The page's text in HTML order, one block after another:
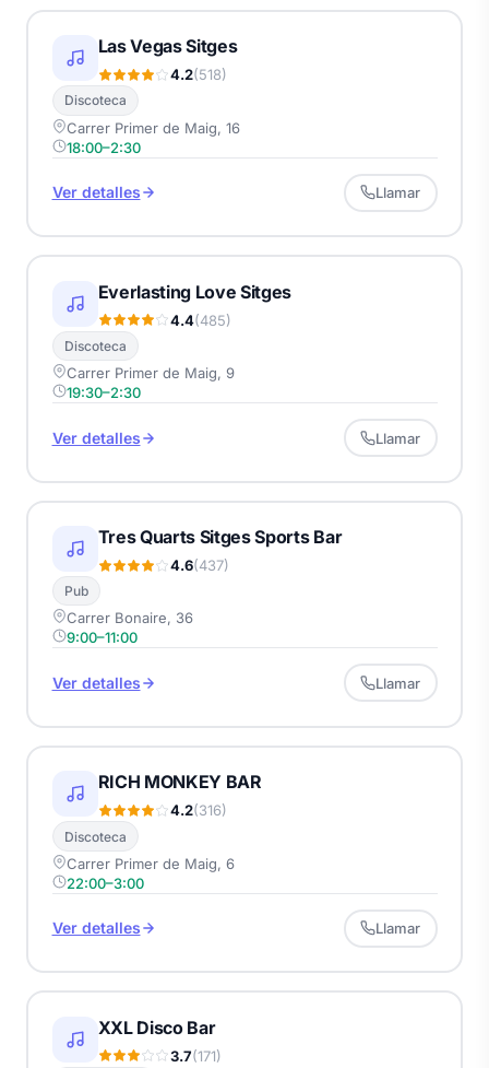
Las Vegas Sitges
4.2(518)
Discoteca
Carrer Primer de Maig, 16
18:00–2:30
Ver detalles Llamar
Everlasting Love Sitges
4.4(485)
Discoteca
Carrer Primer de Maig, 9
19:30–2:30
Ver detalles Llamar
Tres Quarts Sitges Sports Bar
4.6(437)
Pub
Carrer Bonaire, 36
9:00–11:00
Ver detalles Llamar
RICH MONKEY BAR
4.2(316)
Discoteca
Carrer Primer de Maig, 6
22:00–3:00
Ver detalles Llamar
XXL Disco Bar
3.7(171)